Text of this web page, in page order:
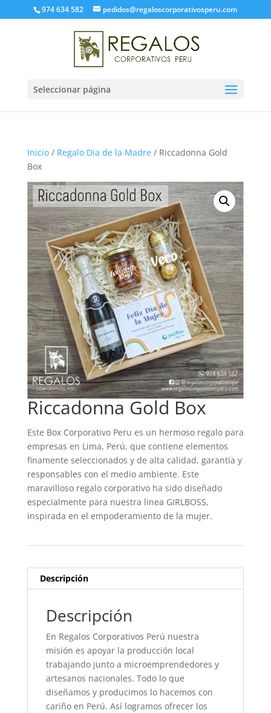
974 634 582 pedidos@regaloscorporativosperu.com
Seleccionar página
Inicio/ Regalo Dia de la Madre/ Riccadonna Gold
Box
Riccadonna Gold Box
Este Box Corporativo Peru es un hermoso regalo para
empresas en Lima, Perú, que contiene elementos
finamente seleccionados y de alta calidad, garantía y
responsables con el medio ambiente. Este
maravilloso regalo corporativo ha sido diseñado
especialmente para nuestra linea GIRLBOSS,
inspirada en el empoderamiento de la mujer.
Descripción
Descripción
En Regalos Corporativos Perú nuestra
misión es apoyar la producción local
trabajando junto a microemprendedores y
artesanos nacionales. Todo lo que
diseñamos y producimos lo hacemos con
cariño en Perú. Así logramos ofrecer los